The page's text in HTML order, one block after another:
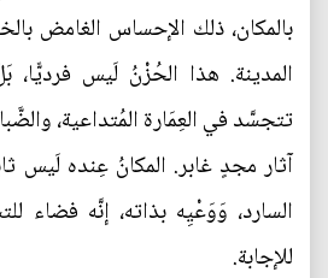
بالمكان، ذلك الإحساس الغامض
المدينة. هذا الحُزْنُ لَيس فرديًّا،
تتجسَّد في العِمَارة المُتداعية،
آثار مجدٍ غابر. المكانُ عِنده لَيس
السارد، وَوَعْيِه بذاته، إنَّه فضاء
للإجابة.